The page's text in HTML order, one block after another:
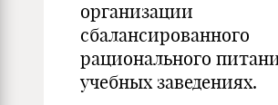
организации
сбалансированного
рационального
учебных заведениях.